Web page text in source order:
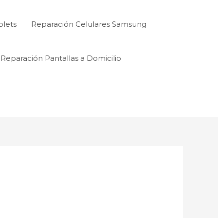
Reparación Celulares Samsung
Reparación Pantallas a Domicilio